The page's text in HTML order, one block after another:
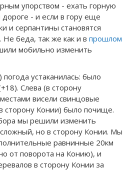
упорством - ехать горную
- и если в гору еще
и серпантины становятся
беда, так же как и в прошлом
мобильно изменить
устаканилась: было
Слева (в сторону
висели свинцовые
сторону Конии) было почище.
мы решили изменить
но в сторону Конии. Мы
равнинные 20км
от поворота на Конию), и
в сторону Конии за